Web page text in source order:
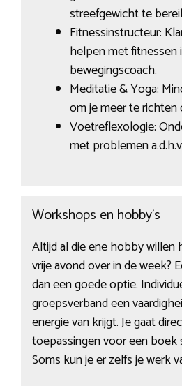
streefgewicht te
Fitnessinstructeur:
helpen met fitnessen
bewegingscoach.
Meditatie & Yoga:
om je meer te
Voetreflexologie:
met problemen
Workshops en hobby’s
Altijd al die ene hobby willen
vrije avond over in de week?
dan een goede optie.
groepsverband een
energie van krijgt. Je gaat
toepassingen voor een boek
Soms kun je er zelfs je werk